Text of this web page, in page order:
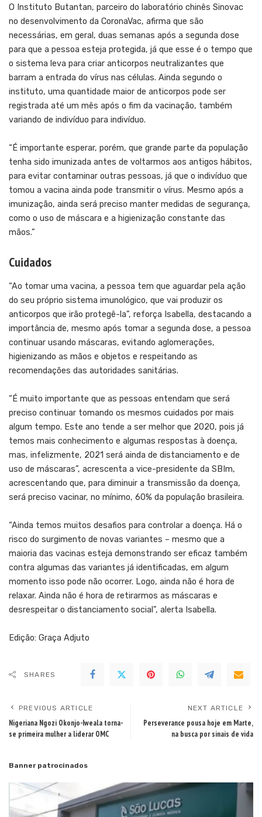
O Instituto Butantan, parceiro do laboratório chinês Sinovac
no desenvolvimento da CoronaVac, afirma que são
necessárias, em geral, duas semanas após a segunda dose
para que a pessoa esteja protegida, já que esse é o tempo que
o sistema leva para criar anticorpos neutralizantes que
barram a entrada do vírus nas células. Ainda segundo o
instituto, uma quantidade maior de anticorpos pode ser
registrada até um mês após o fim da vacinação, também
variando de indivíduo para indivíduo.
“É importante esperar, porém, que grande parte da população
tenha sido imunizada antes de voltarmos aos antigos hábitos,
para evitar contaminar outras pessoas, já que o indivíduo que
tomou a vacina ainda pode transmitir o vírus. Mesmo após a
imunização, ainda será preciso manter medidas de segurança,
como o uso de máscara e a higienização constante das
mãos.”
Cuidados
“Ao tomar uma vacina, a pessoa tem que aguardar pela ação
do seu próprio sistema imunológico, que vai produzir os
anticorpos que irão protegê-la”, reforça Isabella, destacando a
importância de, mesmo após tomar a segunda dose, a pessoa
continuar usando máscaras, evitando aglomerações,
higienizando as mãos e objetos e respeitando as
recomendações das autoridades sanitárias.
“É muito importante que as pessoas entendam que será
preciso continuar tomando os mesmos cuidados por mais
algum tempo. Este ano tende a ser melhor que 2020, pois já
temos mais conhecimento e algumas respostas à doença,
mas, infelizmente, 2021 será ainda de distanciamento e de
uso de máscaras”, acrescenta a vice-presidente da SBIm,
acrescentando que, para diminuir a transmissão da doença,
será preciso vacinar, no mínimo, 60% da população brasileira.
“Ainda temos muitos desafios para controlar a doença. Há o
risco do surgimento de novas variantes – mesmo que a
maioria das vacinas esteja demonstrando ser eficaz também
contra algumas das variantes já identificadas, em algum
momento isso pode não ocorrer. Logo, ainda não é hora de
relaxar. Ainda não é hora de retirarmos as máscaras e
desrespeitar o distanciamento social”, alerta Isabella.
Edição: Graça Adjuto
SHARES
PREVIOUS ARTICLE
Nigeriana Ngozi Okonjo-Iweala torna-
se primeira mulher a liderar OMC
NEXT ARTICLE
Perseverance pousa hoje em Marte,
na busca por sinais de vida
Banner patrocinados